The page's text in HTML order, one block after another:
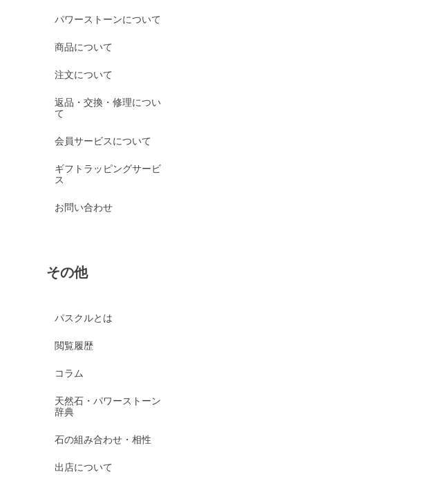
パワーストーンについて
商品について
注文について
返品・交換・修理につい
て
会員サービスについて
ギフトラッピングサービ
ス
お問い合わせ
その他
パスクルとは
閲覧履歴
コラム
天然石・パワーストーン
辞典
石の組み合わせ・相性
出店について